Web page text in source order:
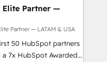
Marketing -
CMS Website
transparent,
Elite Partner —
Partner — LATAM & USA
50 HubSpot partners
7x HubSpot Awarded